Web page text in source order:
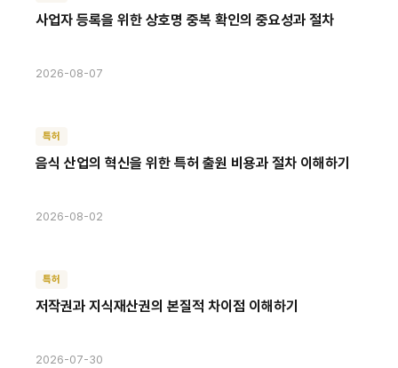
사업자 등록을 위한 상호명 중복 확인의 중요성과 절차
2026-08-07
특허
음식 산업의 혁신을 위한 특허 출원 비용과 절차 이해하기
2026-08-02
특허
저작권과 지식재산권의 본질적 차이점 이해하기
2026-07-30